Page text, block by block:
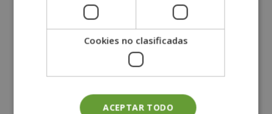
ROMA
00187 Roma, Italia
Cookies no clasificadas
ACEPTAR TODO